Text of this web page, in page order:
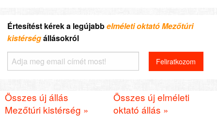
Értesítést kérek a legújabbelméleti oktató Mezőtúri
kistérségállásokról
Összes új állás
Mezőtúri kistérség »
Összes új elméleti
oktató állás »